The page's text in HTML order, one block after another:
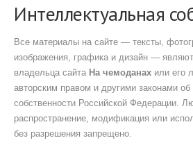
Интеллектуальная
Все материалы на сайте — тексты,
изображения, графика и дизайн —
владельца сайта На чемоданах или его
авторским правом и другими законами об
собственности Российской Федерации.
распространение, модификация или
без разрешения запрещено.